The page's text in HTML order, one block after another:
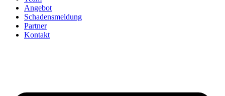
Angebot
Schadensmeldung
Partner
Kontakt